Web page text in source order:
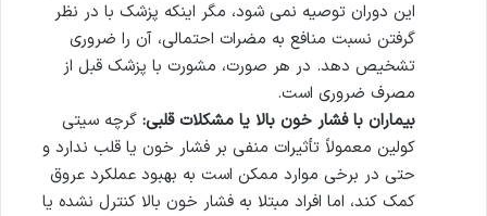
این دوران توصیه نمی شود، مگر اینکه پزشک با در نظر
گرفتن نسبت منافع به مضرات احتمالی، آن را ضروری
تشخیص دهد. در هر صورت، مشورت با پزشک قبل از
مصرف ضروری است.
بیماران با فشار خون بالا یا مشکلات قلبی: گرچه سیتی
کولین معمولاً تأثیرات منفی بر فشار خون یا قلب ندارد و
حتی در برخی موارد ممکن است به بهبود عملکرد عروق
کمک کند، اما افراد مبتلا به فشار خون بالا کنترل نشده یا